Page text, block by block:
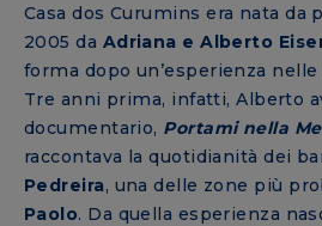
Casa dos Curumins era nata da
2005 da Adriana e Alberto
forma dopo un’esperienza
Tre anni prima, infatti, Alberto
documentario, Portami nella
raccontava la quotidianità dei
Pedreira, una delle zone più
Paolo. Da quella esperienza